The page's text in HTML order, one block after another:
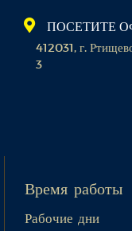
ПОСЕТИТЕ
412031, г.
3
Время работы
Рабочие дни